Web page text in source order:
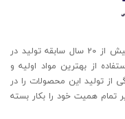
شرکت تجهیزات توانبخشی رهاورد مهر ایرانیان با بیش از 20 سال سابقه تولید در
از بهترین مواد اولیه و
از تولید این محصولات را در
همیت خود را بکار بسته